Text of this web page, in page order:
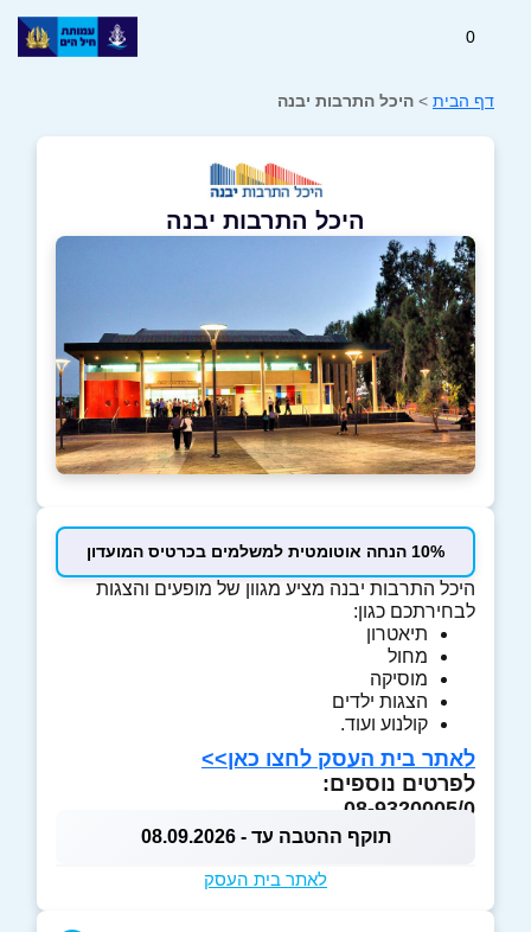
0
דף הבית > היכל התרבות יבנה
היכל התרבות יבנה
10% הנחה אוטומטית למשלמים בכרטיס המועדון
היכל התרבות יבנה מציע מגוון של מופעים והצגות
לבחירתכם כגון:
תיאטרון
מחול
מוסיקה
הצגות ילדים
קולנוע ועוד.
לאתר בית העסק לחצו כאן>>
לפרטים נוספים:
08-9320005/0
תוקף ההטבה עד - 08.09.2026
לאתר בית העסק